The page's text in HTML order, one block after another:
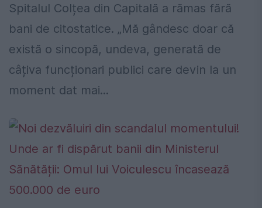
Spitalul Colțea din Capitală a rămas fără
bani de citostatice. „Mă gândesc doar că
există o sincopă, undeva, generată de
câțiva funcționari publici care devin la un
moment dat mai...